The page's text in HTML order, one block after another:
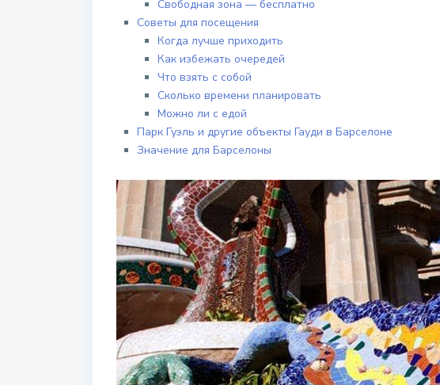
Свободная зона — бесплатно
Советы для посещения
Когда лучше приходить
Как избежать очередей
Что взять с собой
Сколько времени планировать
Можно ли с едой
Парк Гуэль и другие объекты Гауди в Барселоне
Значение для Барселоны